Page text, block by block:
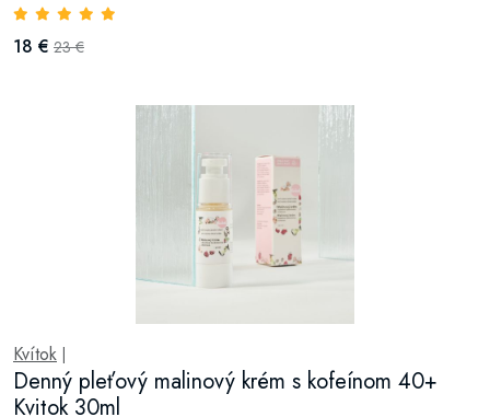
18 € 23 €
Kvítok
Denný pleťový malinový krém s kofeínom 40+
Kvitok 30ml